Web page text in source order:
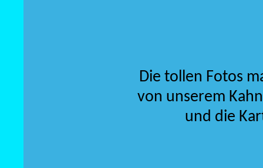
Die tollen Fotos
von unserem
und die